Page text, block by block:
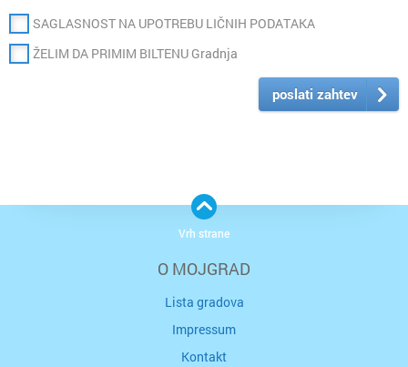
SAGLASNOST NA UPOTREBU LIČNIH PODATAKA
ŽELIM DA PRIMIM BILTENU Gradnja
poslati zahtev
O MOJGRAD
Lista gradova
Impressum
Kontakt
Vrh strane